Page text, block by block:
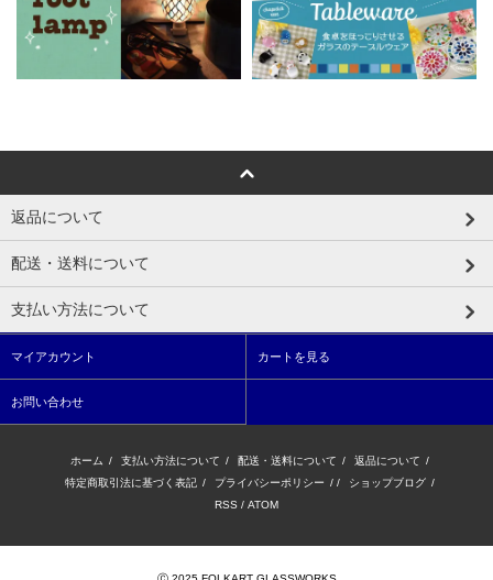
返品について
配送・送料について
支払い方法について
マイアカウント カートを見る
お問い合わせ
ホーム / 支払い方法について / 配送・送料について / 返品について /
特定商取引法に基づく表記 / プライバシーポリシー / / ショップブログ /
RSS / ATOM